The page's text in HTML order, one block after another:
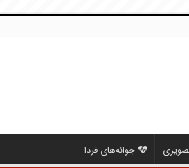
جوانه‌های فردا